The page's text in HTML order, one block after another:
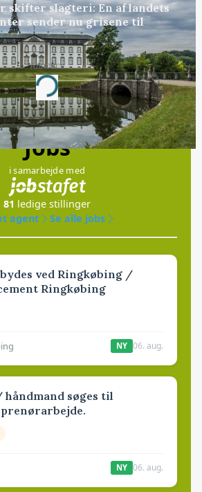
skifter slagteri: En af landets
sender nu grisene til
Annonce
Loading...
Jobs
i samarbejde med
81 ledige stillinger
agent
Se alle jobs
ved Ringkøbing /
Ringkøbing
NY 06. aug.
søges til
NY 06. aug.